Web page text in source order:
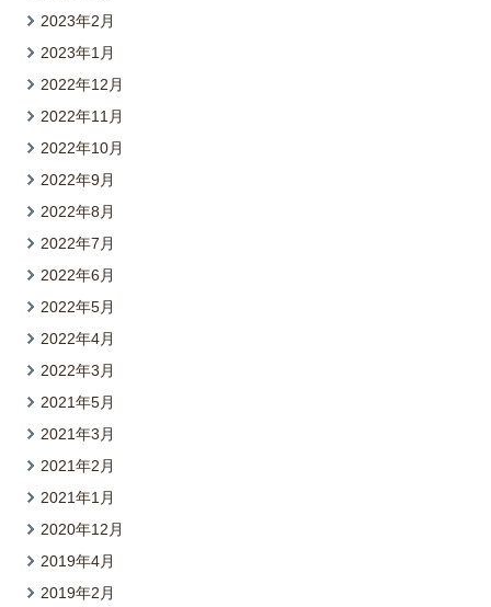
2023年2月
2023年1月
2022年12月
2022年11月
2022年10月
2022年9月
2022年8月
2022年7月
2022年6月
2022年5月
2022年4月
2022年3月
2021年5月
2021年3月
2021年2月
2021年1月
2020年12月
2019年4月
2019年2月